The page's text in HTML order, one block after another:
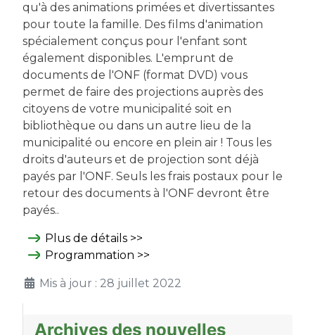
qu'à des animations primées et divertissantes
pour toute la famille. Des films d'animation
spécialement conçus pour l'enfant sont
également disponibles. L'emprunt de
documents de l'ONF (format DVD) vous
permet de faire des projections auprès des
citoyens de votre municipalité soit en
bibliothèque ou dans un autre lieu de la
municipalité ou encore en plein air ! Tous les
droits d'auteurs et de projection sont déjà
payés par l'ONF. Seuls les frais postaux pour le
retour des documents à l'ONF devront être
payés..
Plus de détails >>
Programmation >>
Mis à jour : 28 juillet 2022
Archives des nouvelles